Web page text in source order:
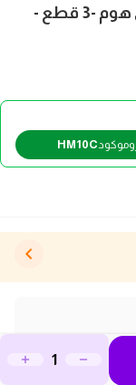
طقم توابل زجاجي بغطاء خشب من داني هوم -3 قطع -
HM10C
من داني هوم،
العصري